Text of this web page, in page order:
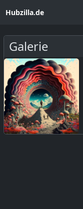
Hubzilla.de
Galerie